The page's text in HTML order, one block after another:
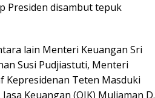
Presiden disambut tepuk
lain Menteri Keuangan Sri
Susi Pudjiastuti, Menteri
Kepresidenan Teten Masduki
Keuangan (OJK) Muliaman D.